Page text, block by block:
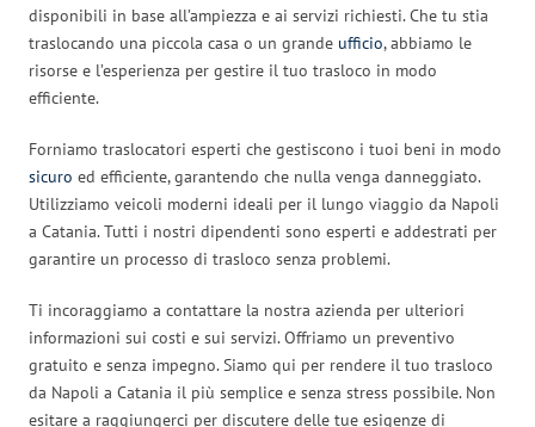
disponibili in base all’ampiezza e ai servizi richiesti. Che tu stia
traslocando una piccola casa o un grande ufficio, abbiamo le
risorse e l’esperienza per gestire il tuo trasloco in modo
efficiente.
Forniamo traslocatori esperti che gestiscono i tuoi beni in modo
sicuro ed efficiente, garantendo che nulla venga danneggiato.
Utilizziamo veicoli moderni ideali per il lungo viaggio da Napoli
a Catania. Tutti i nostri dipendenti sono esperti e addestrati per
garantire un processo di trasloco senza problemi.
Ti incoraggiamo a contattare la nostra azienda per ulteriori
informazioni sui costi e sui servizi. Offriamo un preventivo
gratuito e senza impegno. Siamo qui per rendere il tuo trasloco
da Napoli a Catania il più semplice e senza stress possibile. Non
esitare a raggiungerci per discutere delle tue esigenze di